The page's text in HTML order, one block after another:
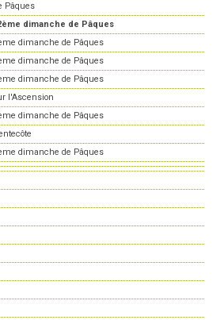
Pâques
dimanche de Pâques
dimanche de Pâques
dimanche de Pâques
dimanche de Pâques
l'Ascension
dimanche de Pâques
dimanche de Pâques